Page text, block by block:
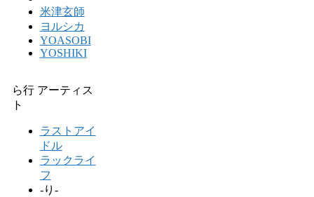
米津玄師
ヨルシカ
YOASOBI
YOSHIKI
ら行 アーティス
ト
ラストアイ
ドル
ラックライ
フ
-り-